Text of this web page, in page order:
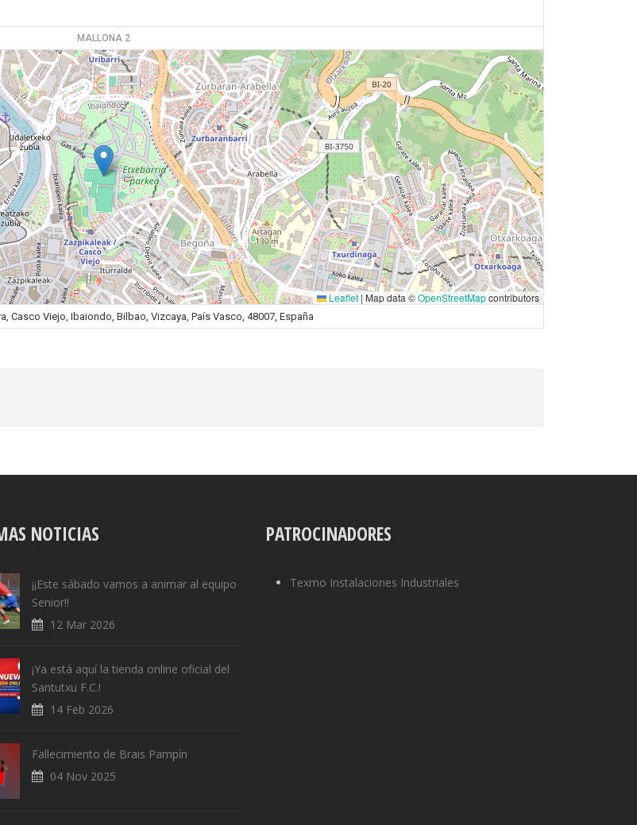
MALLONA 2
Leaflet | Map data ©OpenStreetMapcontributors
Casco Viejo, Ibaiondo, Bilbao, Vizcaya, País Vasco, 48007, España
NOTICIAS
¡¡Este sábado vamos a animar al equipo
Senior!!
12 Mar 2026
¡Ya está aquí la tienda online oficial del
Santutxu F.C.!
14 Feb 2026
Fallecimiento de Brais Pampín
04 Nov 2025
PATROCINADORES
Texmo Instalaciones Industriales